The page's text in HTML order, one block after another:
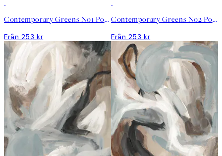
Contemporary Greens No1 Poster
Från 253 kr
Contemporary Greens No2 Poster
Från 253 kr